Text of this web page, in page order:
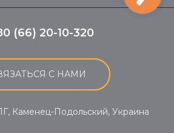
(66) 20-10-320
С НАМИ
Каменец-Подольский, Украина